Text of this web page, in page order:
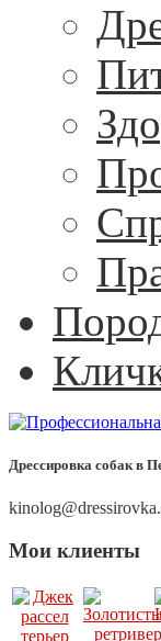
Дрессировка собак в
Мои клиенты